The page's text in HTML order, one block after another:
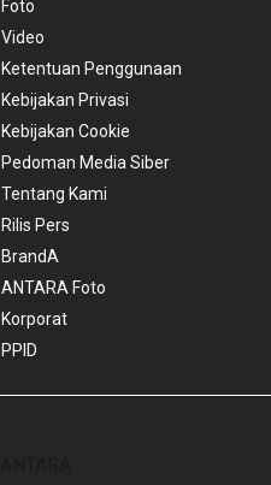
Foto
Video
Ketentuan Penggunaan
Kebijakan Privasi
Kebijakan Cookie
Pedoman Media Siber
Tentang Kami
Rilis Pers
BrandA
ANTARA Foto
Korporat
PPID